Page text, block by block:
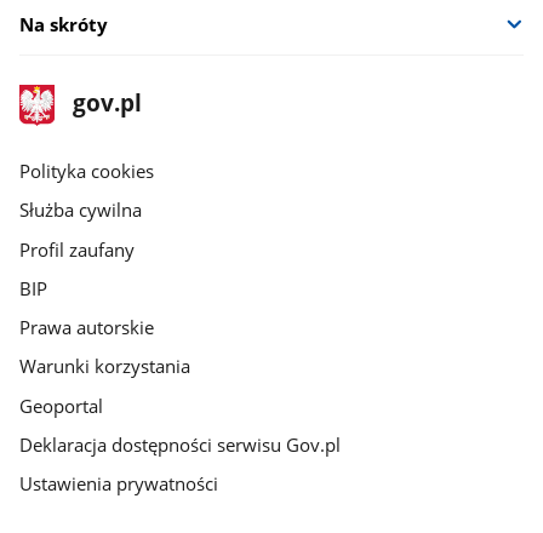
Na skróty
stopka
gov.pl
Strona
gov.pl
gov.pl
Polityka cookies
Służba cywilna
Profil zaufany
BIP
Prawa autorskie
Warunki korzystania
Geoportal
Deklaracja dostępności serwisu Gov.pl
Ustawienia prywatności